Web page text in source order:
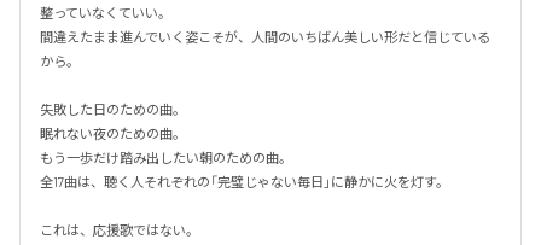
整っていなくていい。
間違えたまま進んでいく姿こそが、人間のいちばん美しい形だと信じている
から。
失敗した日のための曲。
眠れない夜のための曲。
もう一歩だけ踏み出したい朝のための曲。
全17曲は、聴く人それぞれの「完璧じゃない毎日」に静かに火を灯す。
これは、応援歌ではない。